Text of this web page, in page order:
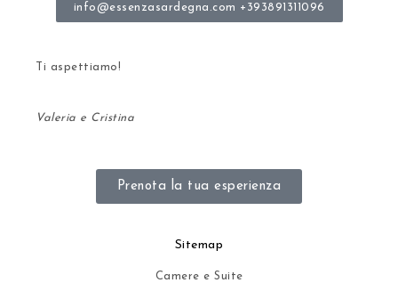
info@essenzasardegna.com +393891311096
Ti aspettiamo!
Valeria e Cristina
Prenota la tua esperienza
Sitemap
Camere e Suite